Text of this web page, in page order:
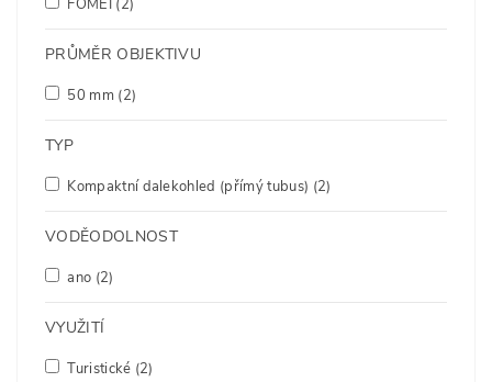
FOMEI (2)
PRŮMĚR OBJEKTIVU
50 mm (2)
TYP
Kompaktní dalekohled (přímý tubus) (2)
VODĚODOLNOST
ano (2)
VYUŽITÍ
Turistické (2)